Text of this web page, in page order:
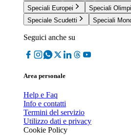
Speciali Europei
Speciali
Speciale Scudetti
Speciali
Seguici anche su
Area personale
Help e Faq
Info e contatti
Termini del servizio
Utilizzo dati e privacy
Cookie Policy